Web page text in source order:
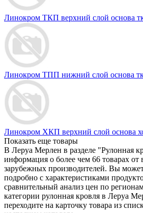
Линокром ТКП верхний слой основа
Линокром ТПП нижний слой основа
Линокром ХКП верхний слой основа
Показать еще товары
В Леруа Мерлен в разделе "Рулонная
информация о более чем 66 товарах
зарубежных производителей. Вы
подробно c характеристиками
сравнительный анализ цен по
категории рулонная кровля в Леруа
переходите на карточку товара из